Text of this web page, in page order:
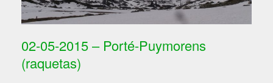
02-05-2015 – Porté-Puymorens
(raquetas)